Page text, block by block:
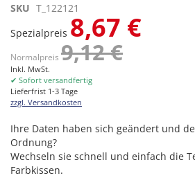
Zum
der
springen
SKU T_122121
Spezialpreis 8,67 €
Normalpreis 9,12 €
Inkl. MwSt.
✔ Sofort versandfertig
Lieferfrist 1-3 Tage
zzgl. Versandkosten
Ihre Daten haben sich geändert und
Ordnung?
Wechseln sie schnell und einfach die
Farbkissen.